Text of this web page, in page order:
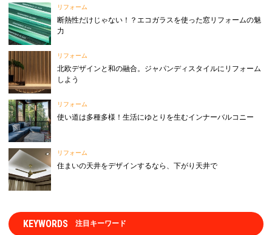
リフォーム
断熱性だけじゃない！？エコガラスを使った窓リフォームの魅
力
リフォーム
北欧デザインと和の融合。ジャパンディスタイルにリフォーム
しよう
リフォーム
使い道は多種多様！生活にゆとりを生むインナーバルコニー
リフォーム
住まいの天井をデザインするなら、下がり天井で
KEYWORDS 注目キーワード